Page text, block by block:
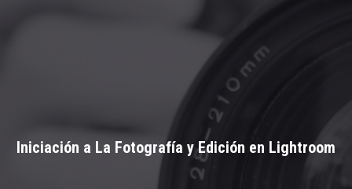
Iniciación a La Fotografía y Edición en Lightroom